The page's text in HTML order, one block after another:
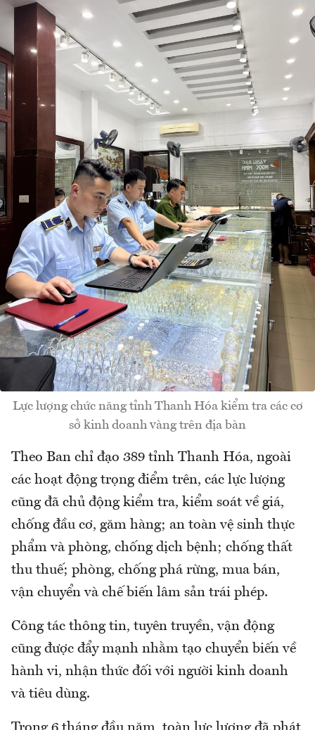
Lực lượng chức năng tỉnh Thanh Hóa kiểm tra các cơ
sở kinh doanh vàng trên địa bàn
Theo Ban chỉ đạo 389 tỉnh Thanh Hóa, ngoài
các hoạt động trọng điểm trên, các lực lượng
cũng đã chủ động kiểm tra, kiểm soát về giá,
chống đầu cơ, găm hàng; an toàn vệ sinh thực
phẩm và phòng, chống dịch bệnh; chống thất
thu thuế; phòng, chống phá rừng, mua bán,
vận chuyển và chế biến lâm sản trái phép.
Công tác thông tin, tuyên truyền, vận động
cũng được đẩy mạnh nhằm tạo chuyển biến về
hành vi, nhận thức đối với người kinh doanh
và tiêu dùng.